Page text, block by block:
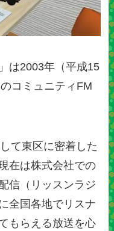
」は2003年（平成15
コミュニティFM
て東区に密着した
在は株式会社での
信（リッスンラジ
全国各地でリスナ
もらえる放送を心